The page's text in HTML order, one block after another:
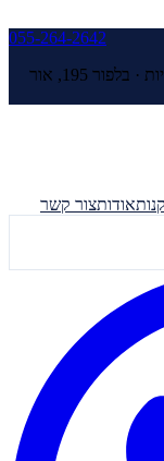
055-264-2642
·
בלפור 195, אור
אודותצור קשר